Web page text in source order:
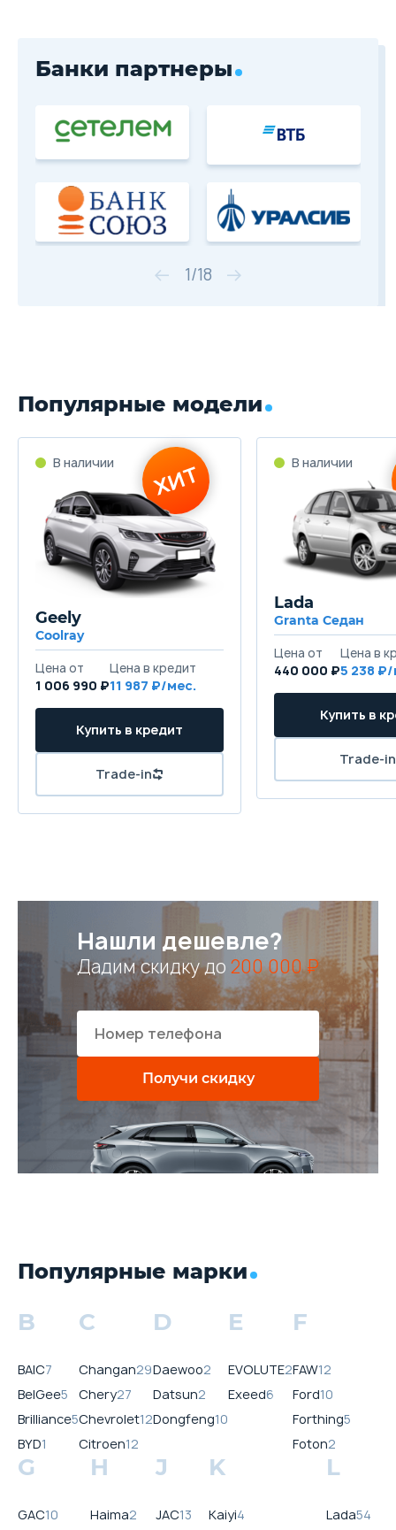
Банки партнеры
1/18
Популярные модели
Geely
Coolray
1 006 990 ₽11 987
Lada
Granta Седан
440 000 ₽5 238
Нашли дешевле?
Дадим скидку до 200 000 ₽
Получи скидку
Популярные марки
B
BAIC7
BelGee5
Brilliance5
BYD1
C
Changan29
Chery27
Chevrolet12
Citroen12
D
Daewoo2
Datsun2
Dongfeng10
E
EVOLUTE2
Exeed6
F
FAW12
Ford10
Forthing5
Foton2
G
GAC10
H
Haima2
J
JAC13
K
Kaiyi4
L
Lada54